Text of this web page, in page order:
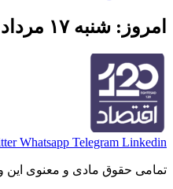
امروز: شنبه ۱۷ مرداد ۱۴۰۵
Whatsapp Telegram Linkedin
تمامی حقوق مادی و معنوی این وب سایت متعلق به اقتصاد 120 می